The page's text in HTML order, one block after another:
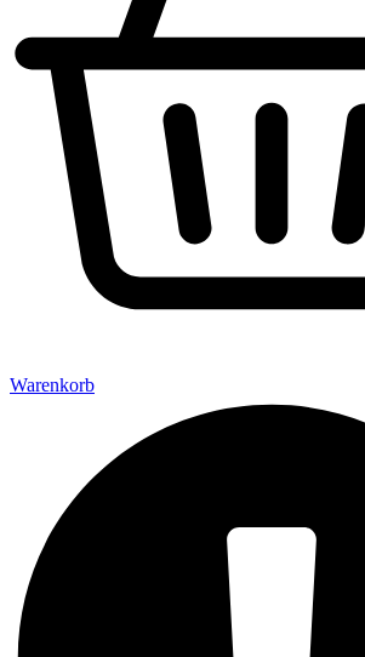
Warenkorb